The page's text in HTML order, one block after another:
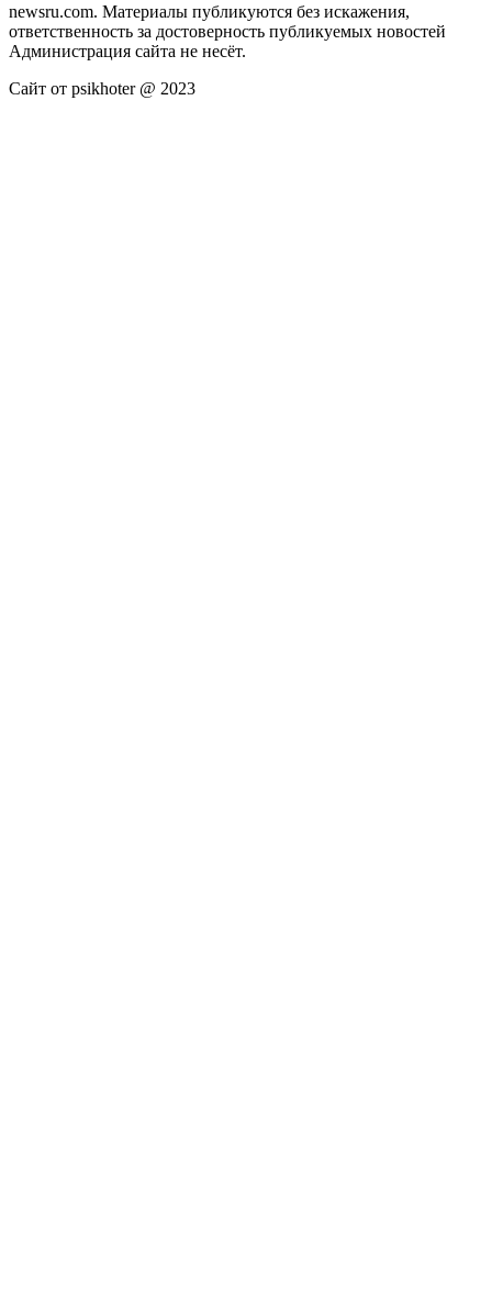
newsru.com. Материалы публикуются без искажения,
ответственность за достоверность публикуемых новостей
Администрация сайта не несёт.
Сайт от psikhoter @ 2023